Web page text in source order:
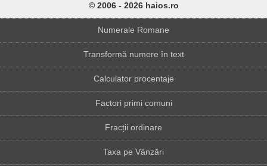
© 2006 - 2026 haios.ro
Numerale Romane
Transformă numere în text
Calculator procentaje
Factori primi comuni
Fracții ordinare
Taxa pe Vânzări